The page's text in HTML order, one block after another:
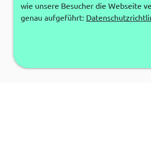
wie unsere Besucher die Webseite
genau aufgeführt: